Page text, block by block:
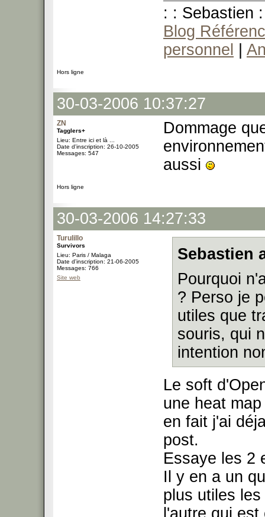
: : Sebastien
Blog
personnel
Hors ligne
30-03-2006 10:37:27
ZN
Tagglers+
Lieu: Entre ici et là ...
Date d'inscription: 26-10-2005
Messages: 547
Dommage
aussi
Hors ligne
30-03-2006 14:27:33
Turulillo
Survivors
Lieu: Paris / Malaga
Date d'inscription: 21-06-2005
Messages: 766
Site web
Sebastien
Pourquoi
? Perso je
utiles que
souris, qui
intention
Le soft
une heat
en fait j'ai
post.
Essaye les 2
Il y en a un
plus utiles
l'autre qui